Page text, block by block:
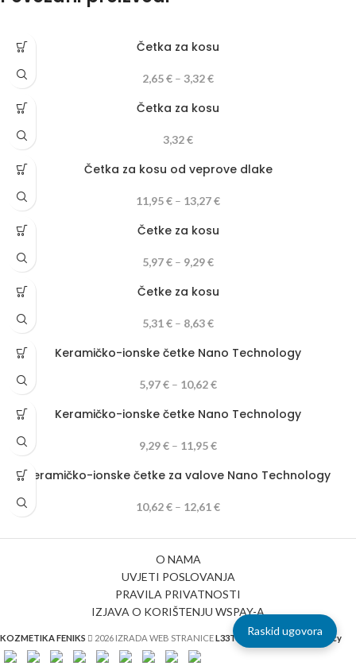
Četka za kosu
2,65€ – 3,32€
Četka za kosu
3,32€
Četka za kosu od veprove dlake
11,95€ – 13,27€
Četke za kosu
5,97€ – 9,29€
Četke za kosu
5,31€ – 8,63€
Keramičko-ionske četke Nano Technology
5,97€ – 10,62€
Keramičko-ionske četke Nano Technology
9,29€ – 11,95€
Keramičko-ionske četke za valove Nano Technology
10,62€ – 12,61€
O NAMA
UVJETI POSLOVANJA
PRAVILA PRIVATNOSTI
IZJAVA O KORIŠTENJU WSPAY-A
KOZMETIKA FENIKS 2026 IZRADA WEB STRANICEL33T - digital marketing agency
Raskid ugovora